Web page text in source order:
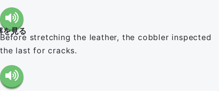
を見る
Before stretching the leather, the cobbler inspected
the last for cracks.